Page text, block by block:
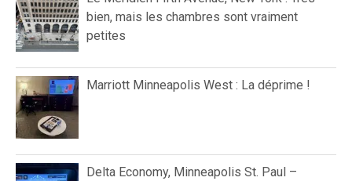
bien, mais les chambres sont vraiment
petites
Marriott Minneapolis West : La déprime !
Delta Economy, Minneapolis St. Paul –